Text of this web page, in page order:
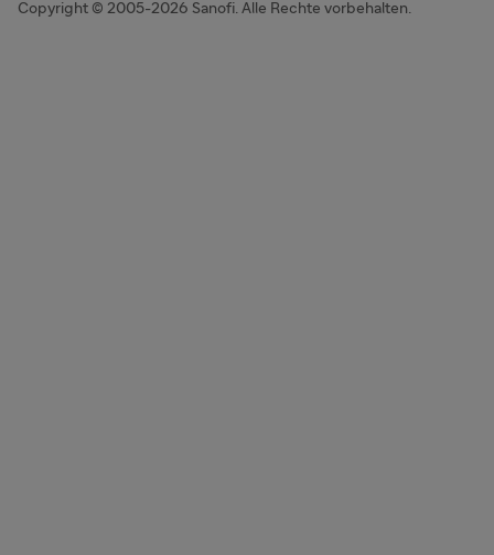
Copyright © 2005-2026 Sanofi. Alle Rechte vorbehalten.